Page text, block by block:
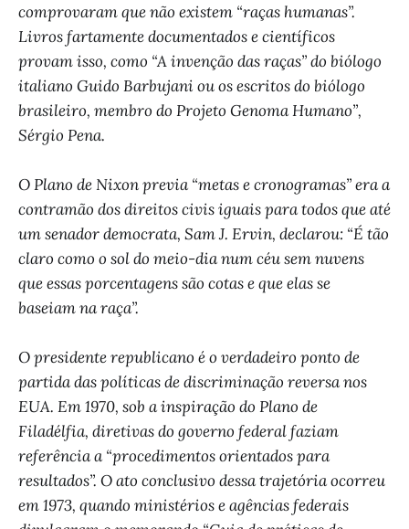
comprovaram que não existem “raças humanas”.
Livros fartamente documentados e científicos
provam isso, como “A invenção das raças” do biólogo
italiano Guido Barbujani ou os escritos do biólogo
brasileiro, membro do Projeto Genoma Humano”,
Sérgio Pena.
O Plano de Nixon previa “metas e cronogramas” era a
contramão dos direitos civis iguais para todos que até
um senador democrata, Sam J. Ervin, declarou: “É tão
claro como o sol do meio-dia num céu sem nuvens
que essas porcentagens são cotas e que elas se
baseiam na raça”.
O presidente republicano é o verdadeiro ponto de
partida das políticas de discriminação reversa nos
EUA. Em 1970, sob a inspiração do Plano de
Filadélfia, diretivas do governo federal faziam
referência a “procedimentos orientados para
resultados”. O ato conclusivo dessa trajetória ocorreu
em 1973, quando ministérios e agências federais